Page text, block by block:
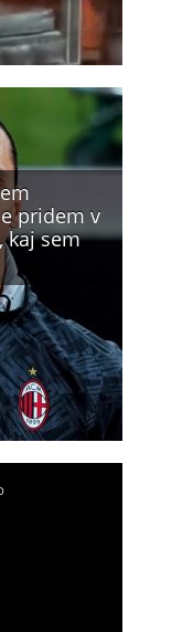
pridem v
kaj sem